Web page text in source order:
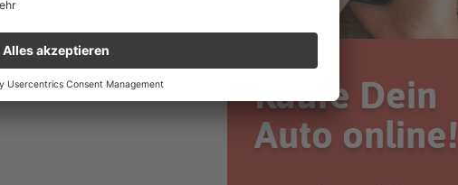
Kaufe Dein
Auto online!